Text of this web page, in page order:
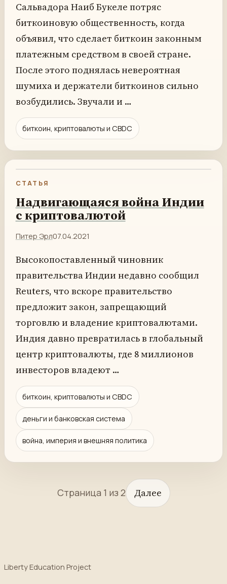
Сальвадора Наиб Букеле потряс
биткоиновую общественность, когда
объявил, что сделает биткоин законным
платежным средством в своей стране.
После этого поднялась невероятная
шумиха и держатели биткоинов сильно
возбудились. Звучали и …
биткоин, криптовалюты и CBDC
СТАТЬЯ
Надвигающаяся война Индии
с криптовалютой
Питер Эрл07.04.2021
Высокопоставленный чиновник
правительства Индии недавно сообщил
Reuters, что вскоре правительство
предложит закон, запрещающий
торговлю и владение криптовалютами.
Индия давно превратилась в глобальный
центр криптовалюты, где 8 миллионов
инвесторов владеют …
биткоин, криптовалюты и CBDC
деньги и банковская система
война, империя и внешняя политика
Страница 1 из 2 Далее
Liberty Education Project